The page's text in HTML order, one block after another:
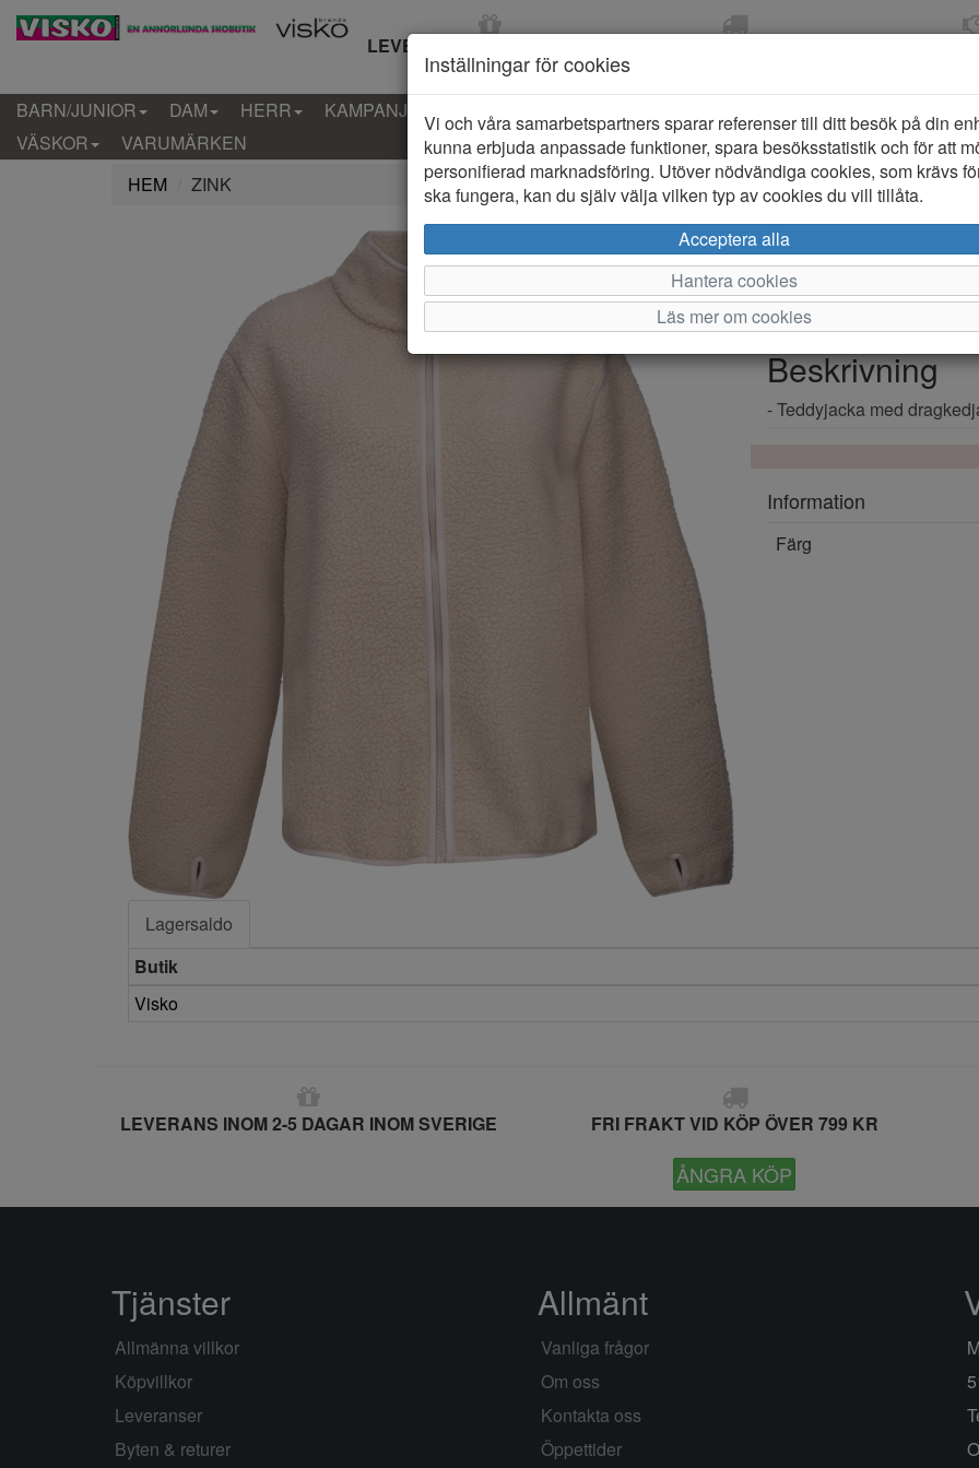
LEVERANS INOM 2-5 DAGAR
BARN/JUNIOR DAM HERR KAMPANJ KLÄDER-BARN
VÄSKOR
VARUMÄRKEN
HEM
ZINK
Zink Åsa
Varumärke: Zink
Artikelnummer: 2521398
Beskrivning
- Teddyjacka med
Information
Färg
Lagersaldo
Butik
Visko
LEVERANS INOM 2-5 DAGAR INOM SVERIGE FRI FRAKT VID KÖP ÖVER 799 KR
ÅNGRA KÖP
Inställningar för cookies
Vi och våra samarbetspartners sparar referenser till ditt besök på din
kunna erbjuda anpassade funktioner, spara besöksstatistik och för att
personifierad marknadsföring. Utöver nödvändiga cookies, som krävs
ska fungera, kan du själv välja vilken typ av cookies du vill tillåta.
Acceptera alla
Hantera cookies
Läs mer om cookies
Tjänster
Allmänna villkor
Köpvillkor
Leveranser
Byten & returer
Allmänt
Vanliga frågor
Om oss
Kontakta oss
Öppettider